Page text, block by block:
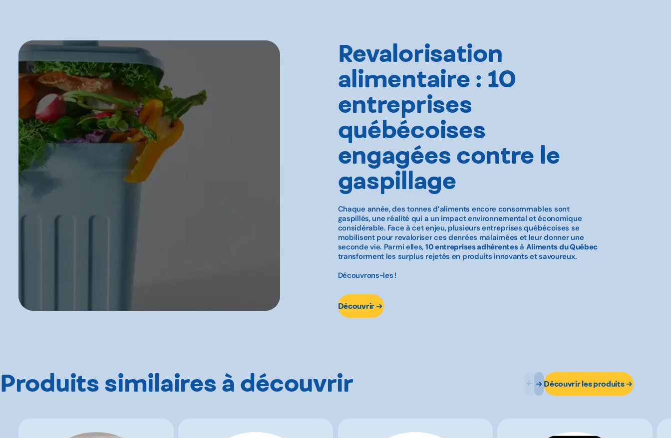
Revalorisation
alimentaire : 10
entreprises
québécoises
engagées contre le
gaspillage
Chaque année, des tonnes d’aliments encore consommables sont
gaspillés, une réalité qui a un impact environnemental et économique
considérable. Face à cet enjeu, plusieurs entreprises québécoises se
mobilisent pour revaloriser ces denrées malaimées et leur donner une
seconde vie. Parmi elles, 10 entreprises adhérentesà Aliments du Québec
transforment les surplus rejetés en produits innovants et savoureux.
Découvrons-les !
Découvrir
Produits similaires à découvrir Découvrir les produits